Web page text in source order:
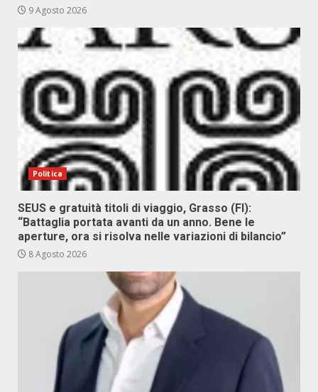
9 Agosto 2026
Politica
SEUS e gratuità titoli di viaggio, Grasso (FI):
“Battaglia portata avanti da un anno. Bene le
aperture, ora si risolva nelle variazioni di bilancio”
8 Agosto 2026